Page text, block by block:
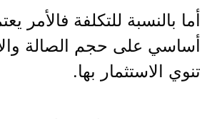
أما بالنسبة للتكلفة فالأمر
أساسي على حجم الصالة
تنوي الاستثمار بها.